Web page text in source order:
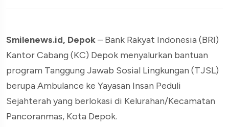
Smilenews.id, Depok– Bank Rakyat Indonesia (BRI)
Kantor Cabang (KC) Depok menyalurkan bantuan
program Tanggung Jawab Sosial Lingkungan (TJSL)
berupa Ambulance ke Yayasan Insan Peduli
Sejahterah yang berlokasi di Kelurahan/Kecamatan
Pancoranmas, Kota Depok.